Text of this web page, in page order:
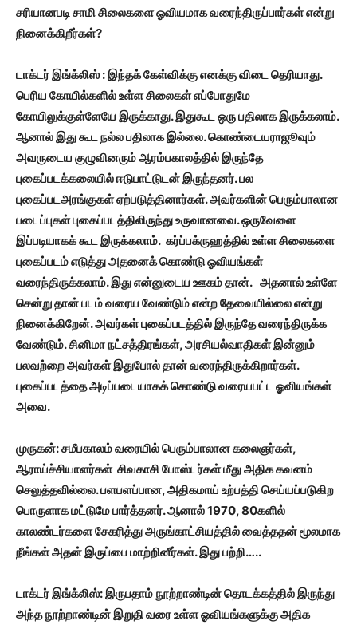
சரியானபடி சாமி சிலைகளை ஓவியமாக வரைந்திருப்பார்கள் என்று
நினைக்கிறீர்கள்?
டாக்டர் இங்க்லிஸ் : இந்தக் கேள்விக்கு எனக்கு விடை தெரியாது.
பெரிய கோயில்களில் உள்ள சிலைகள் எப்போதுமே
கோயிலுக்குள்ளேயே இருக்காது. இதுகூட ஒரு பதிலாக இருக்கலாம்.
ஆனால் இது கூட நல்ல பதிலாக இல்லை. கொண்டையராஜூவும்
அவருடைய குழுவினரும் ஆரம்பகாலத்தில் இருந்தே
புகைப்படக்கலையில் ஈடுபாட்டுடன் இருந்தனர். பல
புகைப்படஅரங்குகள் ஏற்படுத்தினார்கள். அவர்களின் பெரும்பாலான
படைப்புகள் புகைப்படத்திலிருந்து உருவானவை. ஒருவேளை
இப்படியாகக் கூட இருக்கலாம். கர்ப்பக்ருஹத்தில் உள்ள சிலைகளை
புகைப்படம் எடுத்து அதனைக் கொண்டு ஓவியங்கள்
வரைந்திருக்கலாம். இது என்னுடைய ஊகம் தான். அதனால் உள்ளே
சென்று தான் படம் வரைய வேண்டும் என்ற தேவையில்லை என்று
நினைக்கிறேன். அவர்கள் புகைப்படத்தில் இருந்தே வரைந்திருக்க
வேண்டும். சினிமா நட்சத்திரங்கள்,அரசியல்வாதிகள் இன்னும்
பலவற்றை அவர்கள் இதுபோல் தான் வரைந்திருக்கிறார்கள்.
புகைப்படத்தை அடிப்படையாகக் கொண்டு வரையபட்ட ஓவியங்கள்
அவை.
முருகன்: சமீபகாலம் வரையில் பெரும்பாலான கலைஞர்கள்,
ஆராய்ச்சியாளர்கள் சிவகாசி போஸ்டர்கள் மீது அதிக கவனம்
செலுத்தவில்லை. பளபளப்பான,அதிகமாய் உற்பத்தி செய்யப்படுகிற
பொருளாக மட்டுமே பார்த்தனர். ஆனால் 1970, 80களில்
காலண்டர்களை சேகரித்து அருங்காட்சியத்தில் வைத்ததன் மூலமாக
நீங்கள் அதன் இருப்பை மாற்றினீர்கள். இது பற்றி…..
டாக்டர் இங்க்லிஸ்: இருபதாம் நூற்றாண்டின் தொடக்கத்தில் இருந்து
அந்த நூற்றாண்டின் இறுதி வரை உள்ள ஓவியங்களுக்கு அதிக